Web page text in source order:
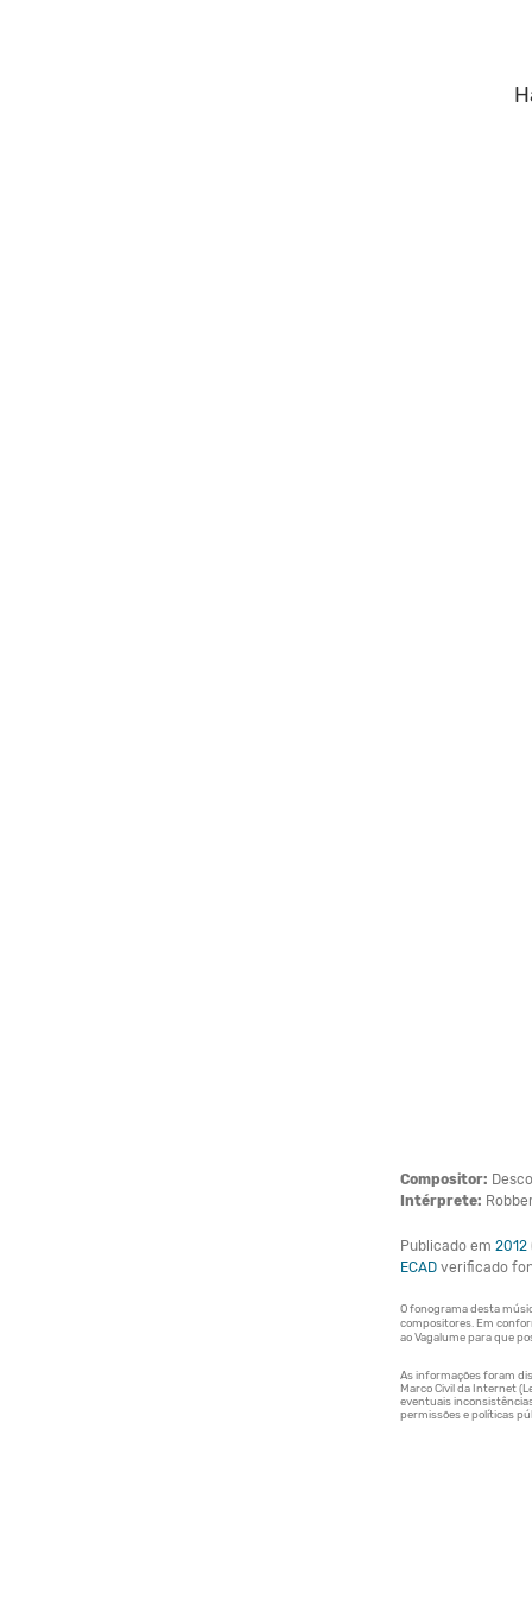
Compositor:
Intérprete:
Publicado em 2012
ECAD verificado